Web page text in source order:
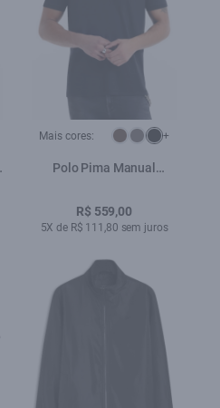
Mais cores: +
Polo Pima Manual
R$ 559,00
5X de R$ 111,80 sem juros